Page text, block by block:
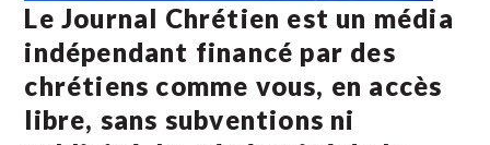
Le Journal Chrétien est un média
indépendant financé par des
chrétiens comme vous, en accès
libre, sans subventions ni